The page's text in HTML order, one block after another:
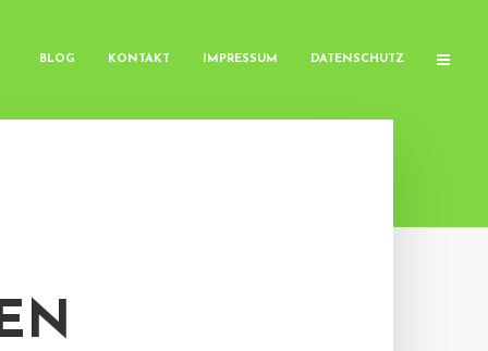
BLOG KONTAKT IMPRESSUM DATENSCHUTZ